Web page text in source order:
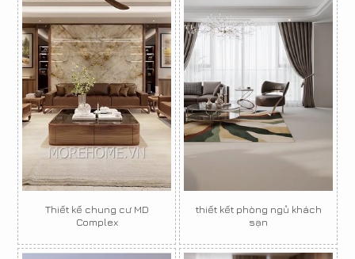
Thiết kế chung cư MD
Complex
thiết kết phòng ngủ khách
sạn